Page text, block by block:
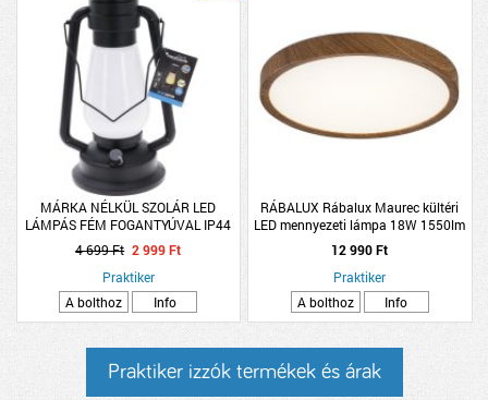
MÁRKA NÉLKÜL SZOLÁR LED
LÁMPÁS FÉM FOGANTYÚVAL IP44
MELEG FEHÉR 14X30CM FEKETE
4 699 Ft 2 999 Ft
Praktiker
A bolthoz
Info
RÁBALUX Rábalux Maurec kültéri
LED mennyezeti lámpa 18W 1550lm
3000-6000K IP44 fa hatású
12 990 Ft
Praktiker
A bolthoz
Info
Praktiker izzók termékek és árak